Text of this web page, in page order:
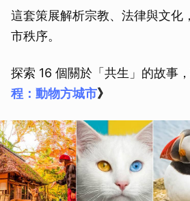
這套策展解析宗教、法律與文化
市秩序。
探索 16 個關於「共生」的故事
程：動物方城市》